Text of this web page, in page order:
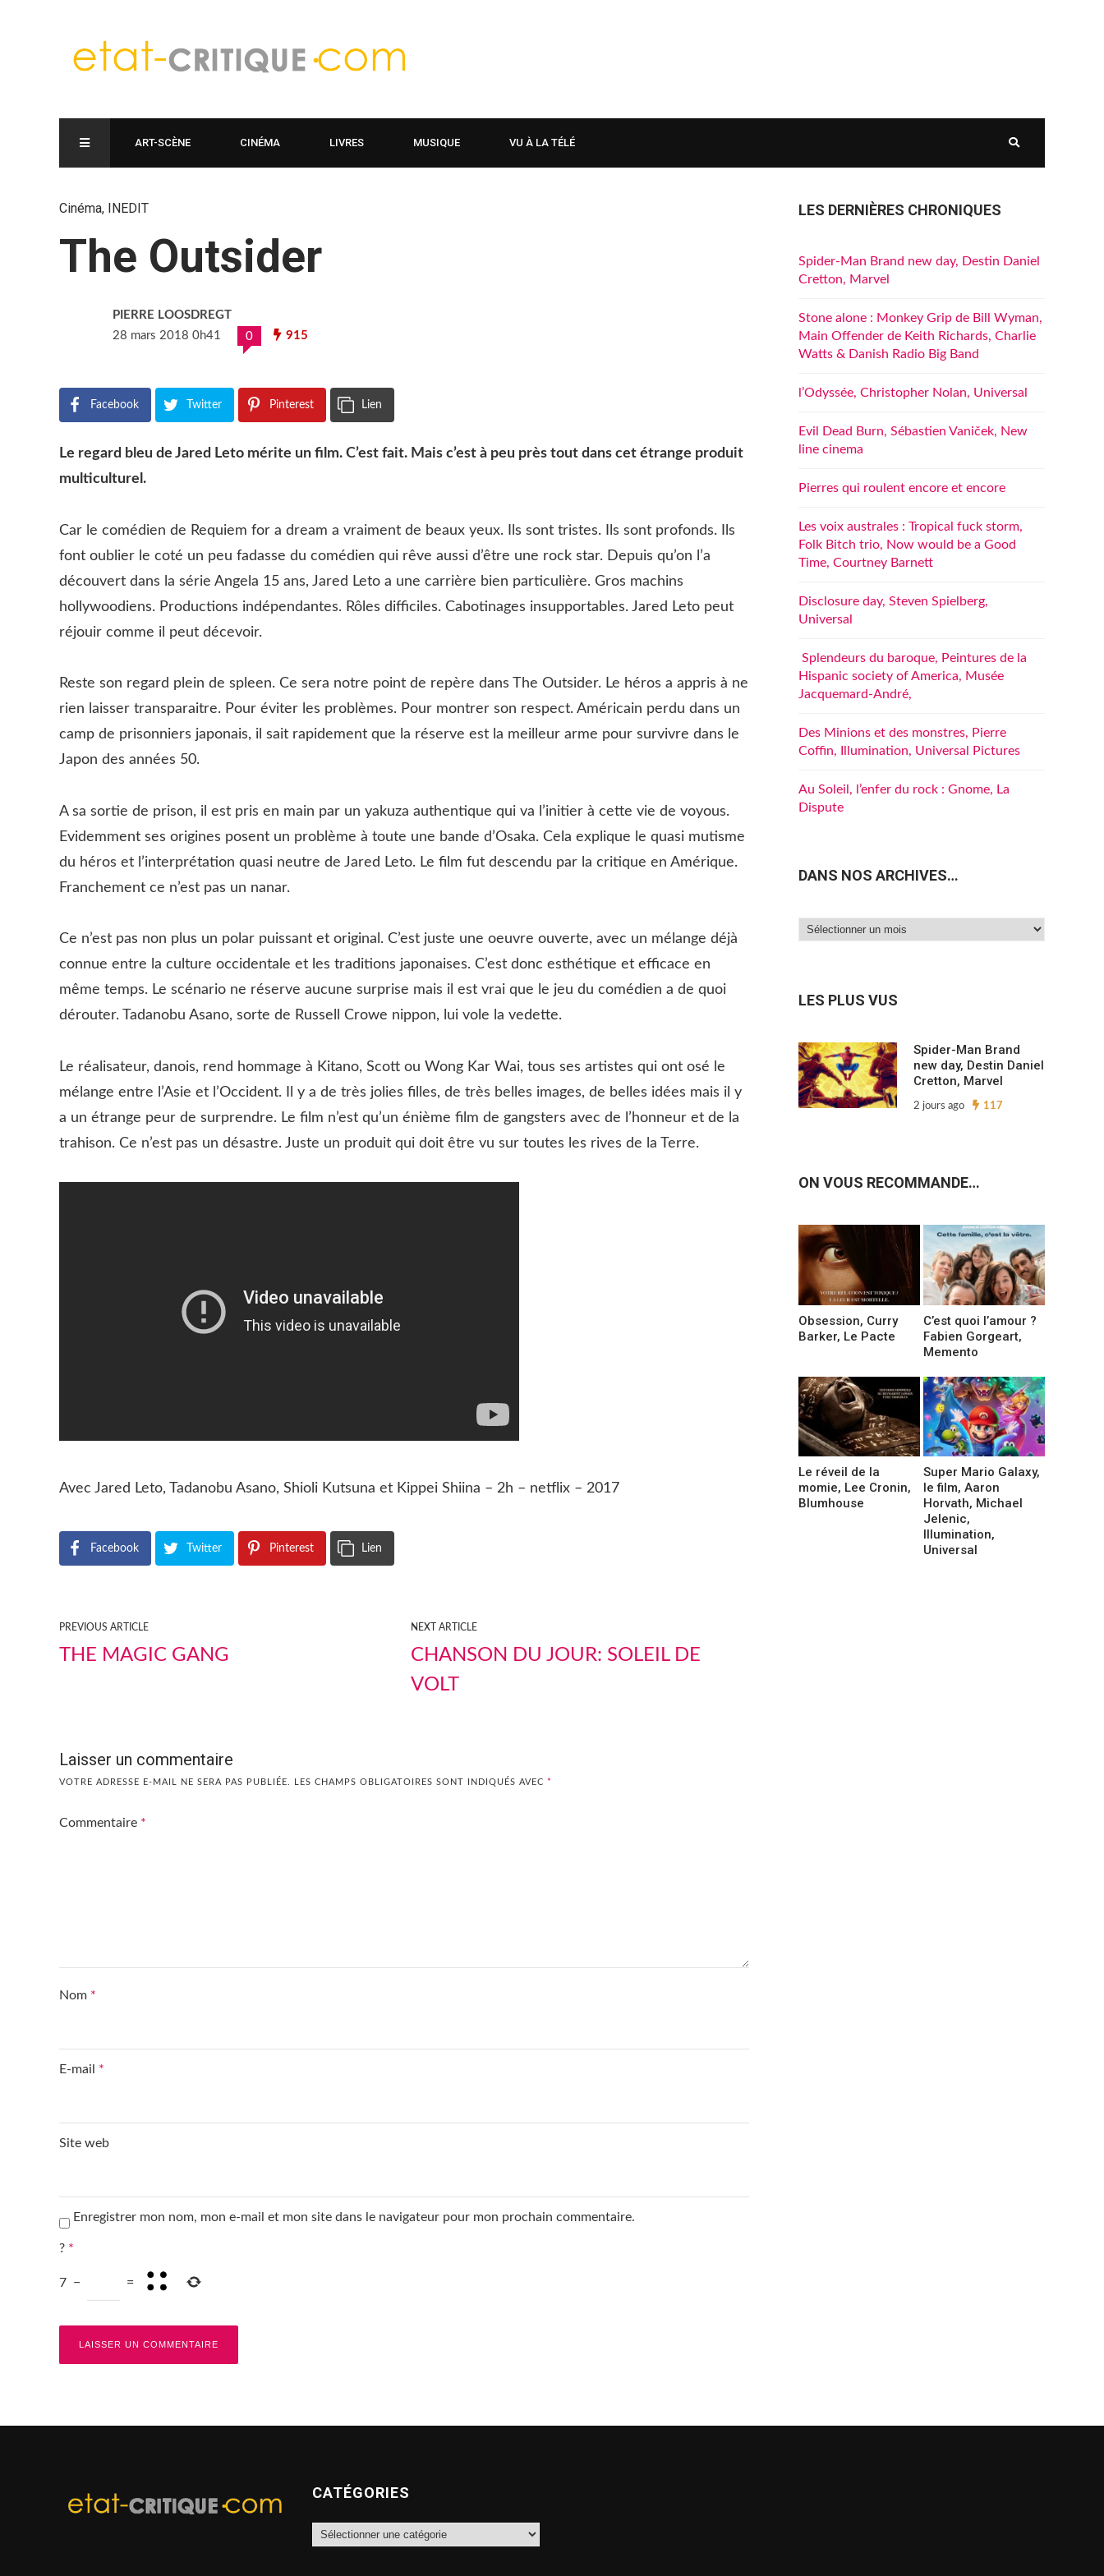
ART-SCÈNE CINÉMA LIVRES MUSIQUE VU À LA TÉLÉ
Cinéma, INEDIT
The Outsider
PIERRE LOOSDREGT
28 mars 2018 0h41
0 915
Facebook Twitter Pinterest Lien
Le regard bleu de Jared Leto mérite un film. C’est fait. Mais c’est à peu près tout dans cet étrange produit
multiculturel.
Car le comédien de Requiem for a dream a vraiment de beaux yeux. Ils sont tristes. Ils sont profonds. Ils
font oublier le coté un peu fadasse du comédien qui rêve aussi d’être une rock star. Depuis qu’on l’a
découvert dans la série Angela 15 ans, Jared Leto a une carrière bien particulière. Gros machins
hollywoodiens. Productions indépendantes. Rôles difficiles. Cabotinages insupportables. Jared Leto peut
réjouir comme il peut décevoir.
Reste son regard plein de spleen. Ce sera notre point de repère dans The Outsider. Le héros a appris à ne
rien laisser transparaitre. Pour éviter les problèmes. Pour montrer son respect. Américain perdu dans un
camp de prisonniers japonais, il sait rapidement que la réserve est la meilleur arme pour survivre dans le
Japon des années 50.
A sa sortie de prison, il est pris en main par un yakuza authentique qui va l’initier à cette vie de voyous.
Evidemment ses origines posent un problème à toute une bande d’Osaka. Cela explique le quasi mutisme
du héros et l’interprétation quasi neutre de Jared Leto. Le film fut descendu par la critique en Amérique.
Franchement ce n’est pas un nanar.
Ce n’est pas non plus un polar puissant et original. C’est juste une oeuvre ouverte, avec un mélange déjà
connue entre la culture occidentale et les traditions japonaises. C’est donc esthétique et efficace en
même temps. Le scénario ne réserve aucune surprise mais il est vrai que le jeu du comédien a de quoi
dérouter. Tadanobu Asano, sorte de Russell Crowe nippon, lui vole la vedette.
Le réalisateur, danois, rend hommage à Kitano, Scott ou Wong Kar Wai, tous ses artistes qui ont osé le
mélange entre l’Asie et l’Occident. Il y a de très jolies filles, de très belles images, de belles idées mais il y
a un étrange peur de surprendre. Le film n’est qu’un énième film de gangsters avec de l’honneur et de la
trahison. Ce n’est pas un désastre. Juste un produit qui doit être vu sur toutes les rives de la Terre.
Avec Jared Leto, Tadanobu Asano, Shioli Kutsuna et Kippei Shiina – 2h – netflix – 2017
Facebook Twitter Pinterest Lien
PREVIOUS ARTICLE
THE MAGIC GANG
NEXT ARTICLE
CHANSON DU JOUR: SOLEIL DE
VOLT
Laisser un commentaire
VOTRE ADRESSE E-MAIL NE SERA PAS PUBLIÉE. LES CHAMPS OBLIGATOIRES SONT INDIQUÉS AVEC *
Commentaire *
Nom *
E-mail *
Site web
Enregistrer mon nom, mon e-mail et mon site dans le navigateur pour mon prochain commentaire.
? *
7 − =
LES DERNIÈRES CHRONIQUES
Spider-Man Brand new day, Destin Daniel
Cretton, Marvel
Stone alone : Monkey Grip de Bill Wyman,
Main Offender de Keith Richards, Charlie
Watts & Danish Radio Big Band
l’Odyssée, Christopher Nolan, Universal
Evil Dead Burn, Sébastien Vaniček, New
line cinema
Pierres qui roulent encore et encore
Les voix australes : Tropical fuck storm,
Folk Bitch trio, Now would be a Good
Time, Courtney Barnett
Disclosure day, Steven Spielberg,
Universal
Splendeurs du baroque, Peintures de la
Hispanic society of America, Musée
Jacquemard-André,
Des Minions et des monstres, Pierre
Coffin, Illumination, Universal Pictures
Au Soleil, l’enfer du rock : Gnome, La
Dispute
DANS NOS ARCHIVES…
Dans
LES PLUS VUS
Spider-Man Brand
new day, Destin Daniel
Cretton, Marvel
2 jours ago 117
ON VOUS RECOMMANDE…
Obsession, Curry
Barker, Le Pacte
C’est quoi l’amour ?
Fabien Gorgeart,
Memento
Le réveil de la
momie, Lee Cronin,
Blumhouse
Super Mario Galaxy,
le film, Aaron
Horvath, Michael
Jelenic,
Illumination,
Universal
CATÉGORIES
Catégories